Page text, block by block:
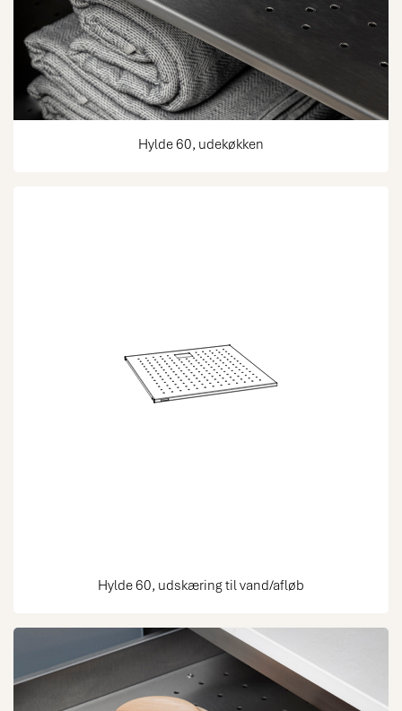
Hylde 60, udekøkken
Hylde 60, udskæring til vand/afløb